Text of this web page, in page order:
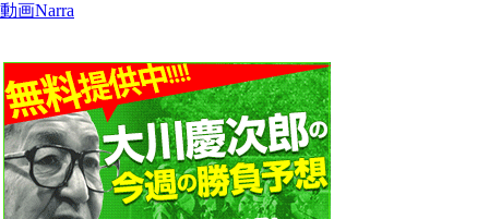
動画Narra